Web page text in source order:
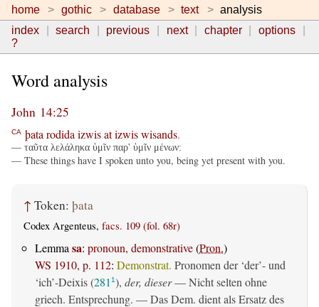
home gothic database text
analysis
index
search previous next chapter
options
?
Word analysis
John 14:25
CA þata rodida izwisatizwiswisands.
— ταῦτα λελάληκα ὑμῖν παρ' ὑμῖν μένων:
— These things have I spoken unto you, being yet present with you.
↑ Token: þata
Codex Argenteus, facs. 109 (fol. 68r)
Lemma sa: pronoun, demonstrative(Pron.)
WS 1910, p. 112: Demonstrat. Pronomen der ‘der’- und
‘ich’-Deixis (281 1), der, dieser— Nicht selten ohne
griech. Entsprechung. — Das Dem. dient als Ersatz des